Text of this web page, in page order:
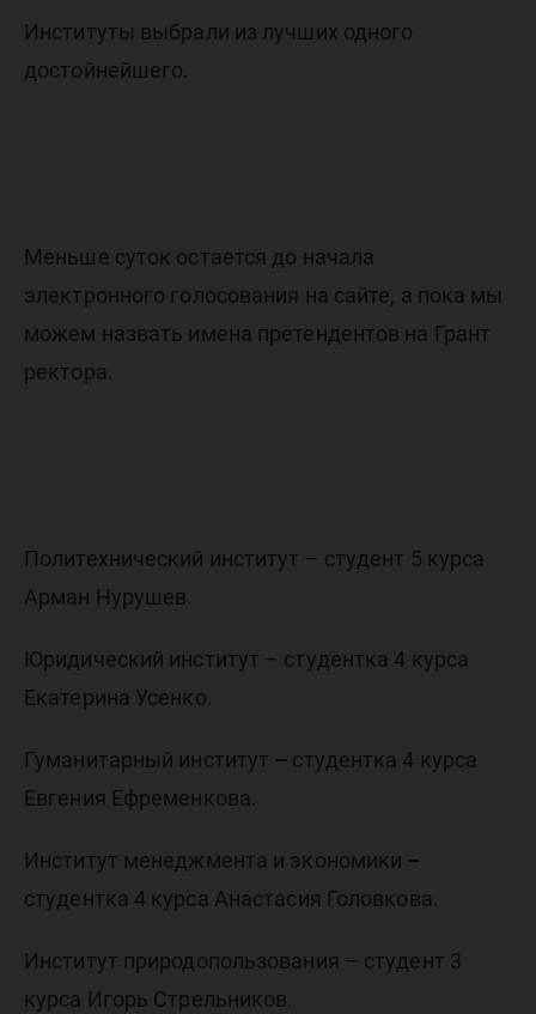
Институты выбрали из лучших одного
достойнейшего.
Меньше суток остается до начала
электронного голосования на сайте, а пока мы
можем назвать имена претендентов на Грант
ректора.
Политехнический институт – студент 5 курса
Арман Нурушев.
Юридический институт – студентка 4 курса
Екатерина Усенко.
Гуманитарный институт – студентка 4 курса
Евгения Ефременкова.
Институт менеджмента и экономики –
студентка 4 курса Анастасия Головкова.
Институт природопользования – студент 3
курса Игорь Стрельников.